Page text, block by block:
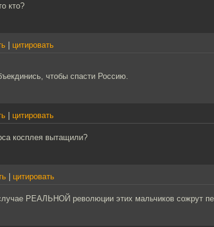
кто?
цитировать
чтобы спасти Россию.
цитировать
косплея вытащили?
цитировать
РЕАЛЬНОЙ революции этих мальчиков сожрут